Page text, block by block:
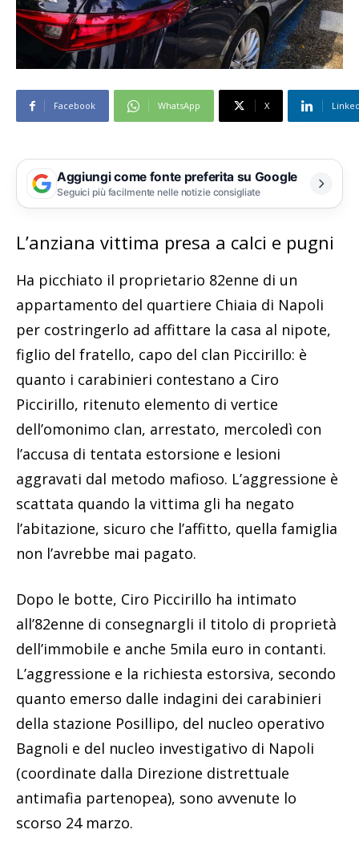
Facebook WhatsApp X
Aggiungi come fonte preferita su Google
Seguici più facilmente nelle notizie consigliate
L’anziana vittima presa a calci e pugni
Ha picchiato il proprietario 82enne di un
appartamento del quartiere Chiaia di Napoli
per costringerlo ad affittare la casa al nipote,
figlio del fratello, capo del clan Piccirillo: è
quanto i carabinieri contestano a Ciro
Piccirillo, ritenuto elemento di vertice
dell’omonimo clan, arrestato, mercoledì con
l’accusa di tentata estorsione e lesioni
aggravati dal metodo mafioso. L’aggressione è
scattata quando la vittima gli ha negato
l’abitazione, sicuro che l’affitto, quella famiglia
non l’avrebbe mai pagato.
Dopo le botte, Ciro Piccirillo ha intimato
all’82enne di consegnargli il titolo di proprietà
dell’immobile e anche 5mila euro in contanti.
L’aggressione e la richiesta estorsiva, secondo
quanto emerso dalle indagini dei carabinieri
della stazione Posillipo, del nucleo operativo
Bagnoli e del nucleo investigativo di Napoli
(coordinate dalla Direzione distrettuale
antimafia partenopea), sono avvenute lo
scorso 24 marzo.